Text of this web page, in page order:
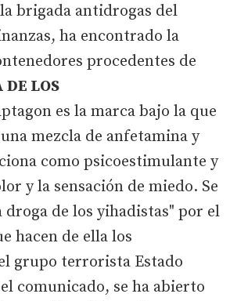
brigada antidrogas del
ha encontrado la
procedentes de
DE LOS
es la marca bajo la que
mezcla de anfetamina y
como psicoestimulante y
y la sensación de miedo. Se
droga de los yihadistas" por el
hacen de ella los
grupo terrorista Estado
comunicado, se ha abierto